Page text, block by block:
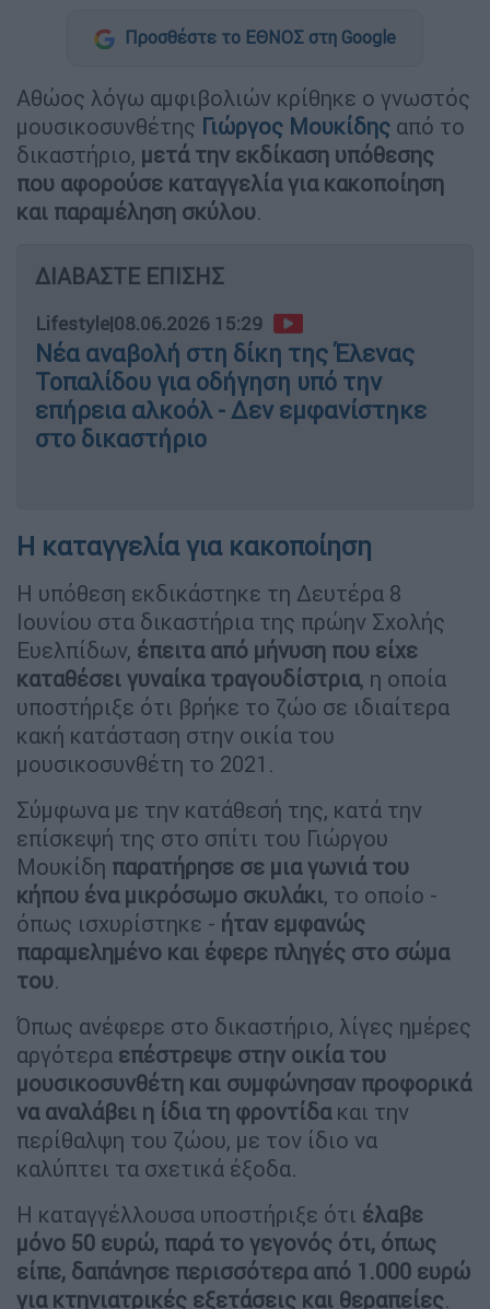
Προσθέστε το ΕΘΝΟΣ στη Google
Αθώος λόγω αμφιβολιών κρίθηκε ο γνωστός
μουσικοσυνθέτης Γιώργος Μουκίδης από το
δικαστήριο, μετά την εκδίκαση υπόθεσης
που αφορούσε καταγγελία για κακοποίηση
και παραμέληση σκύλου.
ΔΙΑΒΑΣΤΕ ΕΠΙΣΗΣ
Lifestyle|08.06.2026 15:29
Νέα αναβολή στη δίκη της Έλενας
Τοπαλίδου για οδήγηση υπό την
επήρεια αλκοόλ - Δεν εμφανίστηκε
στο δικαστήριο
Η καταγγελία για κακοποίηση
Η υπόθεση εκδικάστηκε τη Δευτέρα 8
Ιουνίου στα δικαστήρια της πρώην Σχολής
Ευελπίδων, έπειτα από μήνυση που είχε
καταθέσει γυναίκα τραγουδίστρια, η οποία
υποστήριξε ότι βρήκε το ζώο σε ιδιαίτερα
κακή κατάσταση στην οικία του
μουσικοσυνθέτη το 2021.
Σύμφωνα με την κατάθεσή της, κατά την
επίσκεψή της στο σπίτι του Γιώργου
Μουκίδη παρατήρησε σε μια γωνιά του
κήπου ένα μικρόσωμο σκυλάκι, το οποίο -
όπως ισχυρίστηκε - ήταν εμφανώς
παραμελημένο και έφερε πληγές στο σώμα
του.
Όπως ανέφερε στο δικαστήριο, λίγες ημέρες
αργότερα επέστρεψε στην οικία του
μουσικοσυνθέτη και συμφώνησαν προφορικά
να αναλάβει η ίδια τη φροντίδακαι την
περίθαλψη του ζώου, με τον ίδιο να
καλύπτει τα σχετικά έξοδα.
Η καταγγέλλουσα υποστήριξε ότι έλαβε
μόνο 50 ευρώ, παρά το γεγονός ότι, όπως
είπε, δαπάνησε περισσότερα από 1.000 ευρώ
για κτηνιατρικές εξετάσεις και θεραπείες.